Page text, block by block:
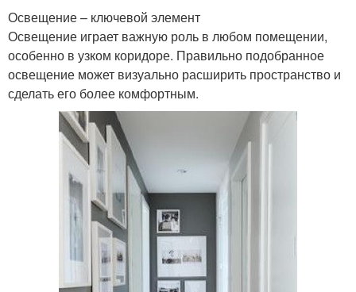
Освещение – ключевой элемент
Освещение играет важную роль в любом помещении,
особенно в узком коридоре. Правильно подобранное
освещение может визуально расширить пространство и
сделать его более комфортным.